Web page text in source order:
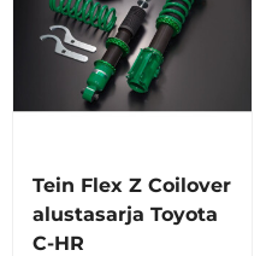
Tein Flex Z Coilover
alustasarja Toyota
C-HR